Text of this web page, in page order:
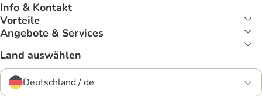
Info & Kontakt
Vorteile
Angebote & Services
Land auswählen
Deutschland / de